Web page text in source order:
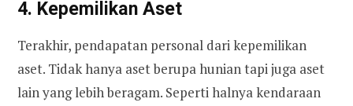
4. Kepemilikan Aset
Terakhir, pendapatan personal dari kepemilikan
aset. Tidak hanya aset berupa hunian tapi juga aset
lain yang lebih beragam. Seperti halnya kendaraan